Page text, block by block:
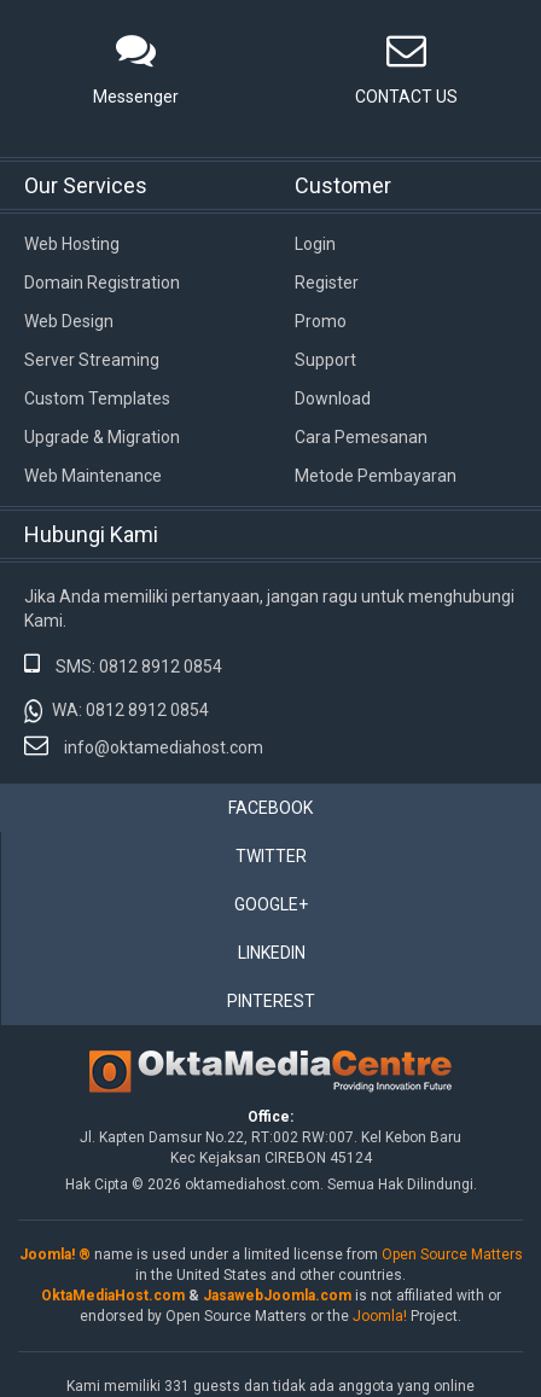
Messenger CONTACT US
Our Services
Web Hosting
Domain Registration
Web Design
Server Streaming
Custom Templates
Upgrade & Migration
Web Maintenance
Customer
Login
Register
Promo
Support
Download
Cara Pemesanan
Metode Pembayaran
Hubungi Kami
Jika Anda memiliki pertanyaan, jangan ragu untuk menghubungi
Kami.
SMS: 0812 8912 0854
WA: 0812 8912 0854
info@oktamediahost.com
FACEBOOK
TWITTER
GOOGLE+
LINKEDIN
PINTEREST
Office:
Jl. Kapten Damsur No.22, RT:002 RW:007. Kel Kebon Baru
Kec Kejaksan CIREBON 45124
Hak Cipta © 2026 oktamediahost.com. Semua Hak Dilindungi.
Joomla! ® name is used under a limited license from Open Source Matters
in the United States and other countries.
OktaMediaHost.com& JasawebJoomla.comis not affiliated with or
endorsed by Open Source Matters or the Joomla! Project.
Kami memiliki 331 guests dan tidak ada anggota yang online